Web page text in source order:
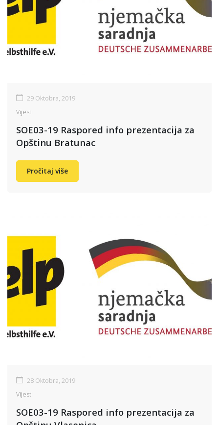
29 Oktobra, 2019
Vijesti
SOE03-19 Raspored info prezentacija za
Opštinu Bratunac
Pročitaj više
28 Oktobra, 2019
Vijesti
SOE03-19 Raspored info prezentacija za